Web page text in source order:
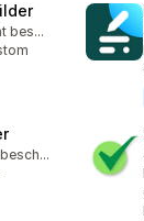
Gratis abonnement beschikbaar
Gratis abonnement beschikbaar